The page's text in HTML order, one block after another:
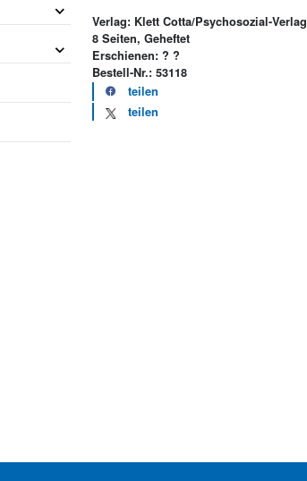
Verlag: Klett Cotta/Psychosozial-Verlag
8 Seiten, Geheftet
Erschienen: ? ?
Bestell-Nr.: 53118
teilen
teilen